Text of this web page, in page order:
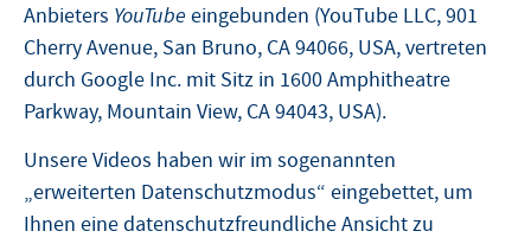
Anbieters YouTube eingebunden (YouTube LLC, 901
Cherry Avenue, San Bruno, CA 94066, USA, vertreten
durch Google Inc. mit Sitz in 1600 Amphitheatre
Parkway, Mountain View, CA 94043, USA).
Unsere Videos haben wir im sogenannten
„erweiterten Datenschutzmodus“ eingebettet, um
Ihnen eine datenschutzfreundliche Ansicht zu